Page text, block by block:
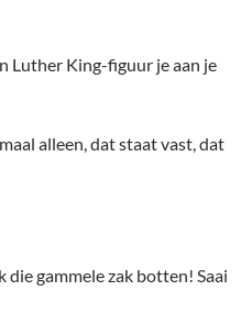
Luther King-figuur je aan je
alleen, dat staat vast, dat
gammele zak botten! Saai